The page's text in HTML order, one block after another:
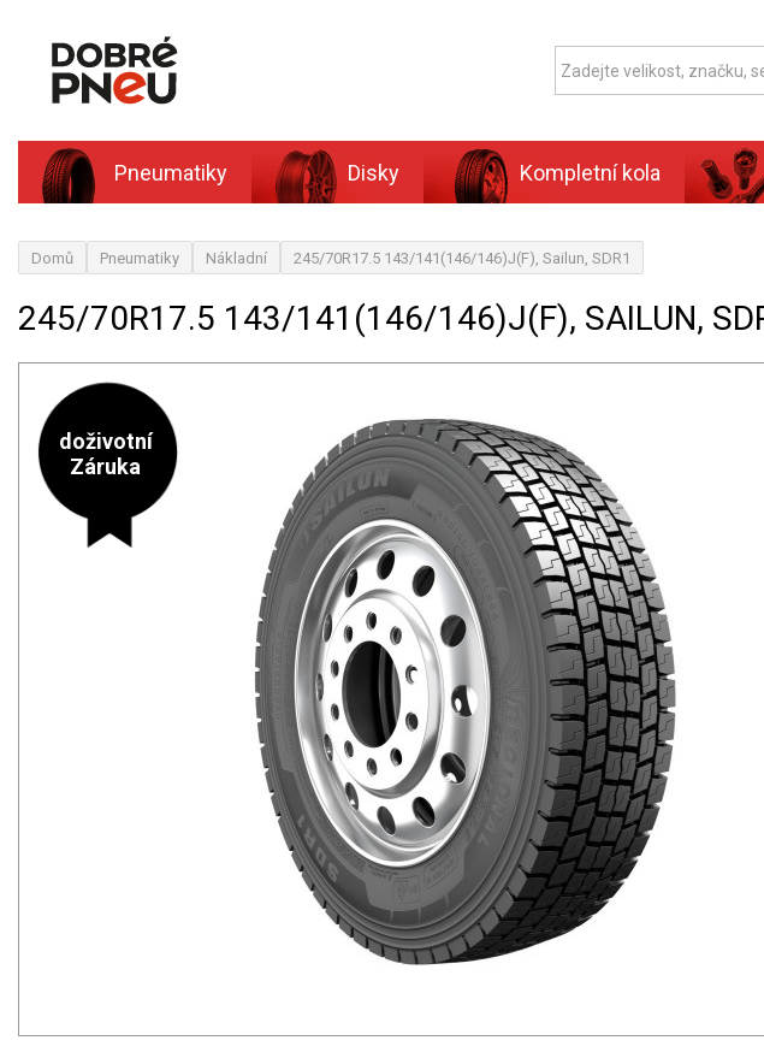
Pneumatiky Disky Kompletní kola
Domů Pneumatiky Nákladní 245/70R17.5 143/141(146/146)J(F), Sailun, SDR1
245/70R17.5 143/141(146/146)J(F), SAILUN,
doživotní
Záruka